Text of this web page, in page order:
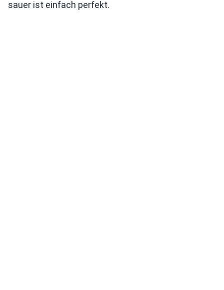
sauer ist einfach perfekt.